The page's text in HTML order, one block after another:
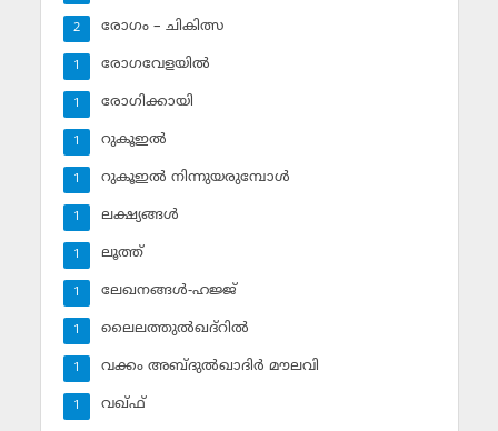
രോഗം – ചികിത്സ
2
രോഗവേളയില്‍
1
രോഗിക്കായി
1
റുകൂഇല്‍
1
റുകൂഇല്‍ നിന്നുയരുമ്പോള്‍
1
ലക്ഷ്യങ്ങള്‍
1
ലൂത്ത്‌
1
ലേഖനങ്ങള്‍-ഹജ്ജ്‌
1
ലൈലത്തുല്‍ഖദ്‌റില്‍
1
വക്കം അബ്ദുല്‍ഖാദിര്‍ മൗലവി
1
വഖ്ഫ്
1